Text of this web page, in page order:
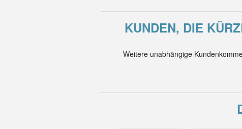
KUNDEN, DIE
Weitere unabhängige